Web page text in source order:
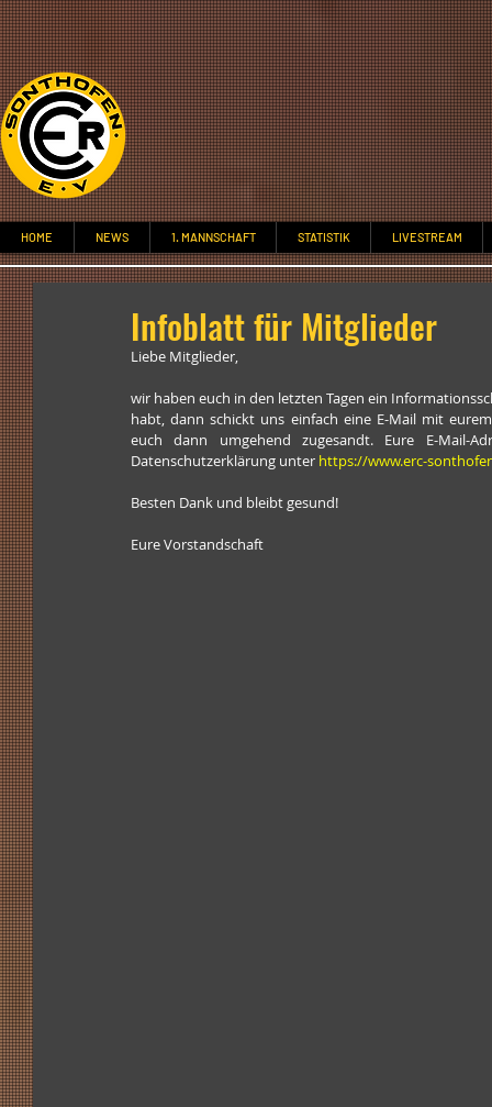
HOME NEWS 1. MANNSCHAFT STATISTIK LIVESTREAM
Infoblatt für Mitglieder
Liebe Mitglieder,
wir haben euch in den letzten Tagen ein
habt, dann schickt uns einfach eine E-Mail mit
euch dann umgehend zugesandt. Eure E-Mail-
Datenschutzerklärung unter https://www.erc-
Besten Dank und bleibt gesund!
Eure Vorstandschaft